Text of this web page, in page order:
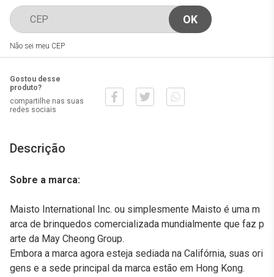
Não sei meu CEP
Gostou desse
produto?
compartilhe nas suas
redes sociais
Descrição
Sobre a marca:
Maisto International Inc. ou simplesmente Maisto é uma m
arca de brinquedos comercializada mundialmente que faz p
arte da May Cheong Group.
Embora a marca agora esteja sediada na Califórnia, suas ori
gens e a sede principal da marca estão em Hong Kong.